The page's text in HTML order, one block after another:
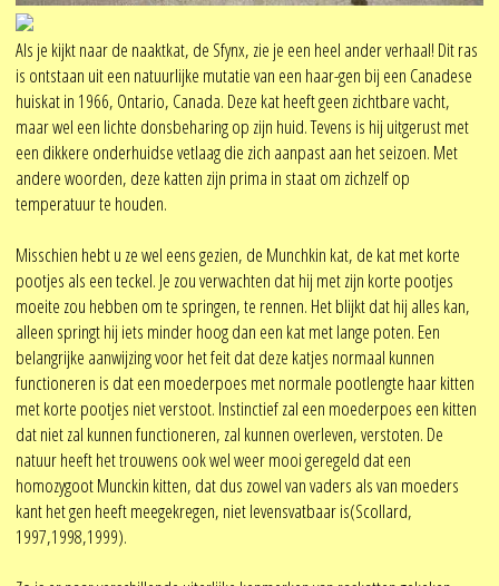
Als je kijkt naar de naaktkat, de Sfynx, zie je een heel ander verhaal! Dit ras
is ontstaan uit een natuurlijke mutatie van een haar-gen bij een Canadese
huiskat in 1966, Ontario, Canada. Deze kat heeft geen zichtbare vacht,
maar wel een lichte donsbeharing op zijn huid. Tevens is hij uitgerust met
een dikkere onderhuidse vetlaag die zich aanpast aan het seizoen. Met
andere woorden, deze katten zijn prima in staat om zichzelf op
temperatuur te houden.
Misschien hebt u ze wel eens gezien, de Munchkin kat, de kat met korte
pootjes als een teckel. Je zou verwachten dat hij met zijn korte pootjes
moeite zou hebben om te springen, te rennen. Het blijkt dat hij alles kan,
alleen springt hij iets minder hoog dan een kat met lange poten. Een
belangrijke aanwijzing voor het feit dat deze katjes normaal kunnen
functioneren is dat een moederpoes met normale pootlengte haar kitten
met korte pootjes niet verstoot. Instinctief zal een moederpoes een kitten
dat niet zal kunnen functioneren, zal kunnen overleven, verstoten. De
natuur heeft het trouwens ook wel weer mooi geregeld dat een
homozygoot Munckin kitten, dat dus zowel van vaders als van moeders
kant het gen heeft meegekregen, niet levensvatbaar is(Scollard,
1997,1998,1999).